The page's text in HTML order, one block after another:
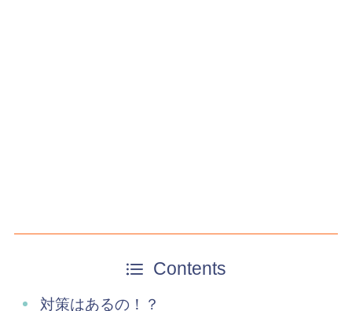
Contents
対策はあるの！？